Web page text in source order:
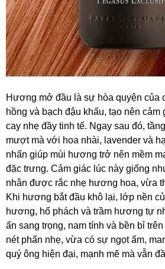
Hương mở đầu là sự hòa quyện của
hồng và bạch đậu khấu, tạo nên
cay nhẹ đầy tinh tế. Ngay sau đó,
mượt mà với hoa nhài, lavender và
nhấn giúp mùi hương trở nên mềm
đặc trưng. Cảm giác lúc này giống
nhân được rắc nhẹ hương hoa, vừa
Khi hương bắt đầu khô lại, lớp nền
hương, hổ phách và trầm hương tự
ấn sang trọng, nam tính và bền bỉ
nét phấn nhẹ, vừa có sự ngọt ấm,
quý ông hiện đại, mạnh mẽ mà vẫn